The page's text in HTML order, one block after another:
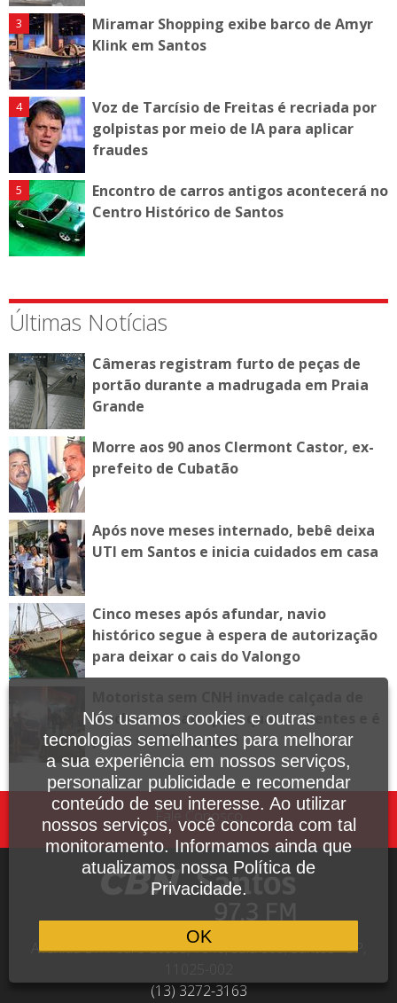
Miramar Shopping exibe barco de Amyr
Klink em Santos
Voz de Tarcísio de Freitas é recriada por
golpistas por meio de IA para aplicar
fraudes
Encontro de carros antigos acontecerá no
Centro Histórico de Santos
Últimas Notícias
Câmeras registram furto de peças de
portão durante a madrugada em Praia
Grande
Morre aos 90 anos Clermont Castor, ex-
prefeito de Cubatão
Após nove meses internado, bebê deixa
UTI em Santos e inicia cuidados em casa
Cinco meses após afundar, navio
histórico segue à espera de autorização
para deixar o cais do Valongo
lanchonete, atropela quatro clientes e é
preso em Mongaguá
Fale Conosco
Avenida Dr. Pedro Lessa, 1640, sala 809, Santos - SP,
(13) 3272-3163
Nós usamos cookies e outras
tecnologias semelhantes para melhorar
a sua experiência em nossos serviços,
personalizar publicidade e recomendar
conteúdo de seu interesse. Ao utilizar
nossos serviços, você concorda com tal
monitoramento. Informamos ainda que
atualizamos nossa Política de
Privacidade.
OK